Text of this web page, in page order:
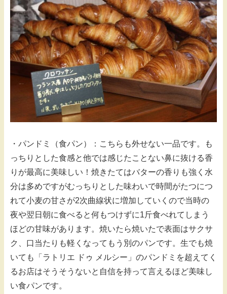
・パンドミ（食パン）：こちらも外せない一品です。も
っちりとした食感と他では感じたことない鼻に抜ける香
りが最高に美味しい！焼きたてはバターの香りも強く水
分は多めですがむっちりとした味わいで時間がたつにつ
れて小麦の甘さが2次曲線状に増加していくので当時の
夜や翌日朝に食べると何もつけずに1斤食べれてしまう
ほどの甘味があります。焼いたら焼いたで表面はサクサ
ク、口当たりも軽くなってもう別のパンです。生でも焼
いても「ラトリエ ドゥ メルシー」のパンドミを超えてく
るお店はそうそうないと自信を持って言えるほど美味し
い食パンです。